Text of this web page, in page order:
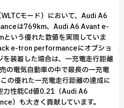
モード）において、Audi A6
は769km、Audi A6 Avant e-
いう優れた数値を実現していま
e-tron performanceにオプショ
を装着した場合は、一充電走行距離
の電気自動車の中で最長の一充電
の優れた一充電走行距離の達成に
力性能Cd値0.21（Audi A6
）も大きく貢献しています。